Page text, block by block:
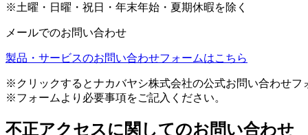
※土曜・日曜・祝日・年末年始・夏期休暇を除く
メールでのお問い合わせ
製品・サービスのお問い合わせフォームはこちら
※クリックするとナカバヤシ株式会社の公式お問い合わせフ
※フォームより必要事項をご記入ください。
不正アクセスに関してのお問い合わせ